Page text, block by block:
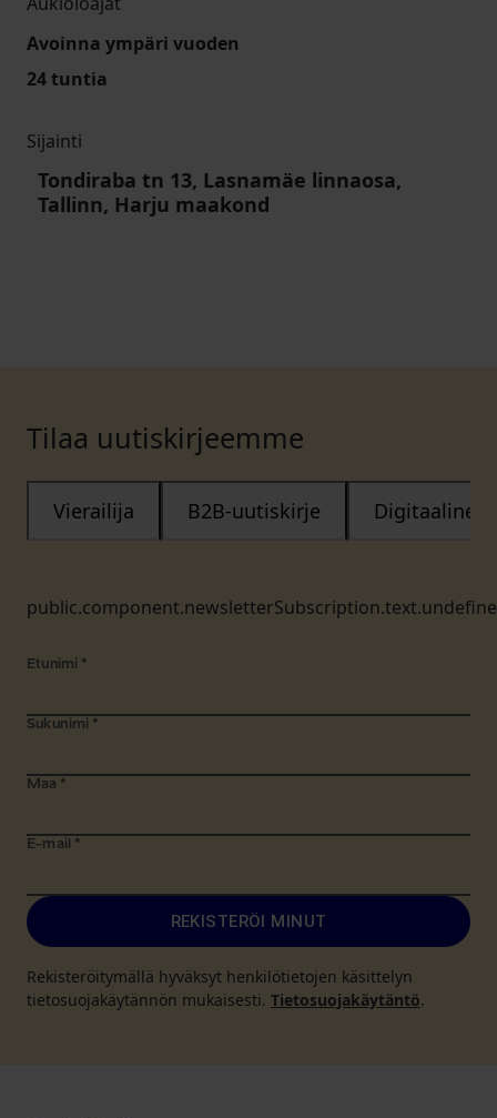
Avoinna ympäri vuoden
24 tuntia
Sijainti
Tondiraba tn 13, Lasnamäe linnaosa,
Tallinn, Harju maakond
Tilaa uutiskirjeemme
Vierailija B2B-uutiskirje Digitaalinen
Etunimi *
Sukunimi *
Maa *
E-mail *
REKISTERÖI MINUT
Rekisteröitymällä hyväksyt henkilötietojen käsittelyn
tietosuojakäytännön mukaisesti. Tietosuojakäytäntö.